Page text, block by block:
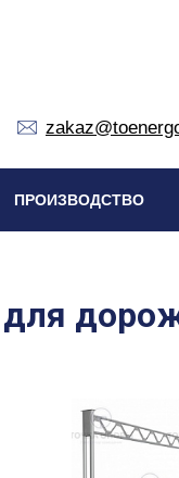
ПРОИЗВОДСТВО